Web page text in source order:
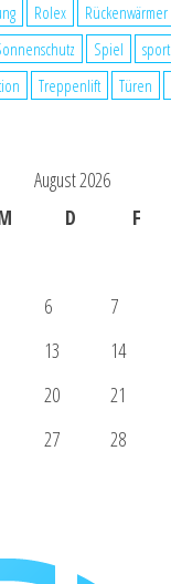
Rolex Rückenwärmer
Spiel sport
Treppenlift Türen
August 2026
D F
6 7
13 14
20 21
27 28